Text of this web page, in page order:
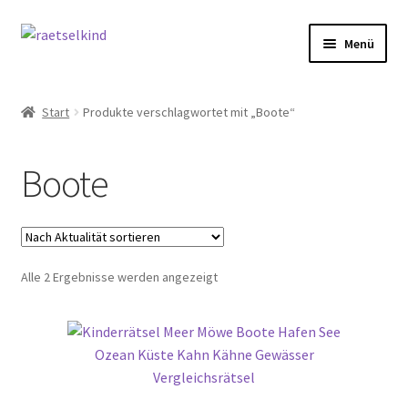
Zur
Zum
Menü
Cookie-Richtlinie (EU)
Datenschutzbelehrung
Echtheit von Bewertungen
Start Produkte verschlagwortet mit „Boote“
Boote
Alle 2 Ergebnisse werden angezeigtNach